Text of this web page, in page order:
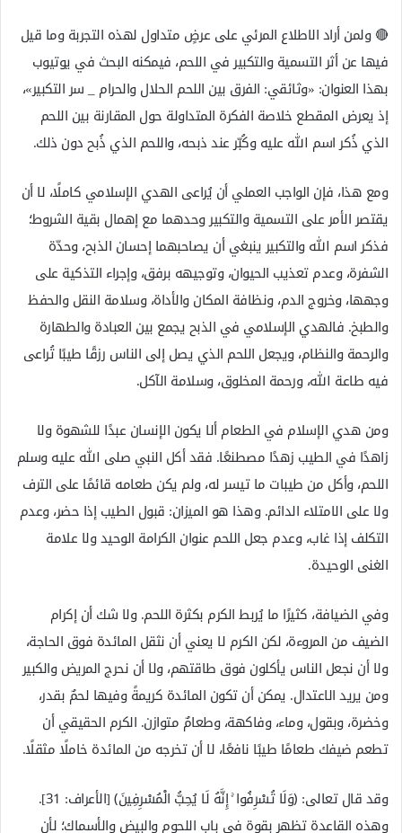
🔴 ولمن أراد الاطلاع المرئي على عرضٍ متداول لهذه التجربة وما قيل
فيها عن أثر التسمية والتكبير في اللحم، فيمكنه البحث في يوتيوب
بهذا العنوان: «وثائقي: الفرق بين اللحم الحلال والحرام _ سر التكبير»،
إذ يعرض المقطع خلاصة الفكرة المتداولة حول المقارنة بين اللحم
الذي ذُكر اسم الله عليه وكُبّر عند ذبحه، واللحم الذي ذُبح دون ذلك.
ومع هذا، فإن الواجب العملي أن يُراعى الهدي الإسلامي كاملًا، لا أن
يقتصر الأمر على التسمية والتكبير وحدهما مع إهمال بقية الشروط؛
فذكر اسم الله والتكبير ينبغي أن يصاحبهما إحسان الذبح، وحدّة
الشفرة، وعدم تعذيب الحيوان، وتوجيهه برفق، وإجراء التذكية على
وجهها، وخروج الدم، ونظافة المكان والأداة، وسلامة النقل والحفظ
والطبخ. فالهدي الإسلامي في الذبح يجمع بين العبادة والطهارة
والرحمة والنظام، ويجعل اللحم الذي يصل إلى الناس رزقًا طيبًا تُراعى
فيه طاعة الله، ورحمة المخلوق، وسلامة الآكل.
ومن هدي الإسلام في الطعام ألا يكون الإنسان عبدًا للشهوة ولا
زاهدًا في الطيب زهدًا مصطنعًا. فقد أكل النبي صلى الله عليه وسلم
اللحم، وأكل من طيبات ما تيسر له، ولم يكن طعامه قائمًا على الترف
ولا على الامتلاء الدائم. وهذا هو الميزان: قبول الطيب إذا حضر، وعدم
التكلف إذا غاب، وعدم جعل اللحم عنوان الكرامة الوحيد ولا علامة
الغنى الوحيدة.
وفي الضيافة، كثيرًا ما يُربط الكرم بكثرة اللحم. ولا شك أن إكرام
الضيف من المروءة، لكن الكرم لا يعني أن نثقل المائدة فوق الحاجة،
ولا أن نجعل الناس يأكلون فوق طاقتهم، ولا أن نحرج المريض والكبير
ومن يريد الاعتدال. يمكن أن تكون المائدة كريمةً وفيها لحمٌ بقدر،
وخضرة، وبقول، وماء، وفاكهة، وطعامٌ متوازن. الكرم الحقيقي أن
تطعم ضيفك طعامًا طيبًا نافعًا، لا أن تخرجه من المائدة خاملًا مثقلًا.
وقد قال تعالى: ﴿وَلَا تُسْرِفُوا ۚ إِنَّهُ لَا يُحِبُّ الْمُسْرِفِينَ﴾ [الأعراف: 31].
وهذه القاعدة تظهر بقوة في باب اللحوم والبيض والأسماك؛ لأن